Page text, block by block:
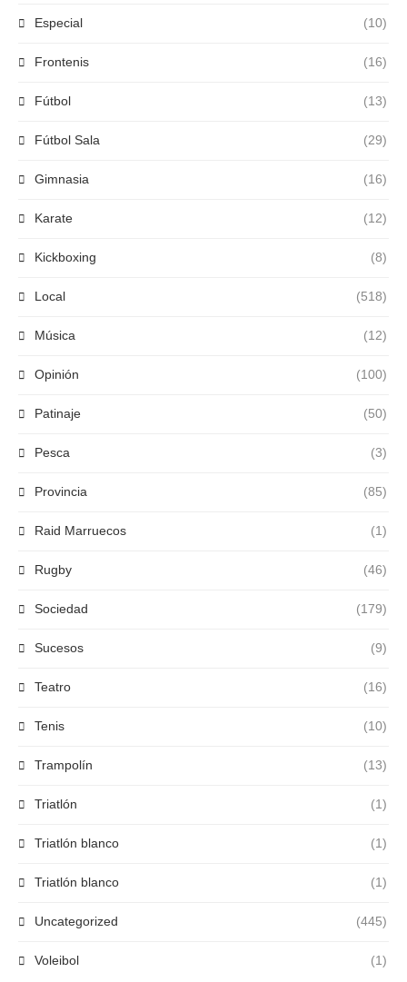
Especial (10)
Frontenis (16)
Fútbol (13)
Fútbol Sala (29)
Gimnasia (16)
Karate (12)
Kickboxing (8)
Local (518)
Música (12)
Opinión (100)
Patinaje (50)
Pesca (3)
Provincia (85)
Raid Marruecos (1)
Rugby (46)
Sociedad (179)
Sucesos (9)
Teatro (16)
Tenis (10)
Trampolín (13)
Triatlón (1)
Triatlón blanco (1)
Triatlón blanco (1)
Uncategorized (445)
Voleibol (1)